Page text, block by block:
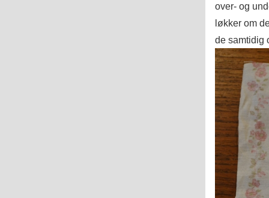
over- og
løkker om
de samtidig